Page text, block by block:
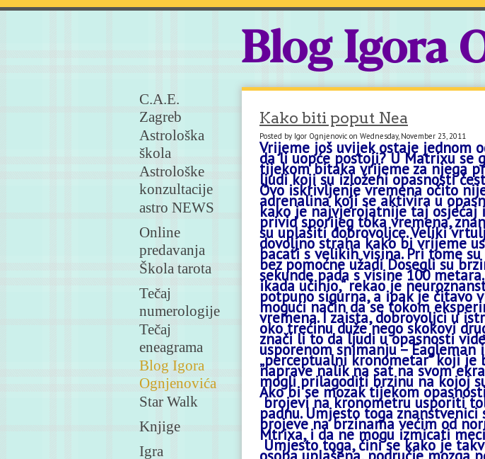
Blog Igora
C.A.E.
Zagreb
Astrološka
škola
Astrološke
konzultacije
astro NEWS
Online
predavanja
Škola tarota
Tečaj
numerologije
Tečaj
eneagrama
Blog Igora
Ognjenovića
Star Walk
Knjige
Igra
Kako biti poput Nea
Posted by Igor Ognjenovic on Wednesday, November 23, 2011
Vrijeme još uvijek ostaje jednom
da li uopće postoji? UMatrixuse
tijekom bitaka vrijeme za njega
ljudi koji su izloženi opasnosti
Ovo iskrivljenje vremena očito
adrenalina koji se aktivira u
kako je najvjerojatnije taj osjećaj
privid sporijeg toka vremena,
su uplašiti dobrovoljce. Veliki
dovoljno straha kako bi vrijeme
bacati s velikih visina. Pri tome
bez pomoćne užadi Dosegli su
sekunde pada s visine 100
ikada učinio,“ rekao je
potpuno sigurna, a ipak je čitavo
mogući način da se tokom
vremena. I zaista, dobrovoljci u
oko trećinu duže nego skokovi
znači li to da ljudi u opasnosti
usporenom snimanju –Eaglemani
„perceptualnikronometar“ koji je
naprave nalik na sat na svom
mogli prilagoditi brzinu na kojoj
Ako bi se mozak tijekom
brojevi na kronometru usporiti
padnu. Umjesto toga
brojeve na brzinama većim od
Mtrixa, i da ne mogu izmicati
Umjesto toga, čini se kako je